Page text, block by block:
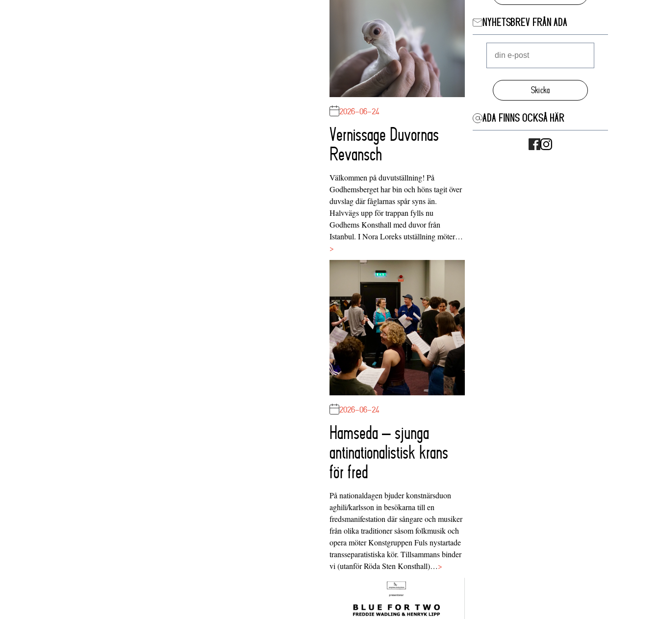
2026-06-24
Vernissage Duvornas
Revansch
Välkommen på duvutställning! På
Godhemsberget har bin och höns tagit över
duvslag där fåglarnas spår syns än.
Halvvägs upp för trappan fylls nu
Godhems Konsthall med duvor från
Istanbul. I Nora Loreks utställning möter…
>
2026-06-24
Hamseda – sjunga
antinationalistisk krans
för fred
På nationaldagen bjuder konstnärsduon
aghili/karlsson in besökarna till en
fredsmanifestation där sångare och musiker
från olika traditioner såsom folkmusik och
opera möter Konstgruppen Fuls nystartade
transseparatistiska kör. Tillsammans binder
vi (utanför Röda Sten Konsthall)…>
NYHETSBREV FRÅN ADA
Skicka
ADA FINNS OCKSÅ HÄR